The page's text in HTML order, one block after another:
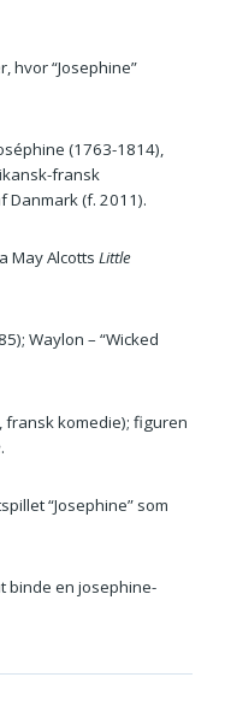
hvor “Josephine”
(1763-1814),
fransk
Danmark (f. 2011).
May Alcotts Little
Waylon – “Wicked
fransk komedie); figuren
.
“Josephine” som
binde en josephine-